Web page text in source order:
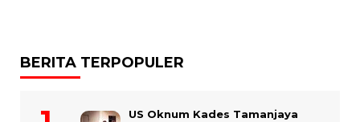
BERITA TERPOPULER
US Oknum Kades Tamanjaya